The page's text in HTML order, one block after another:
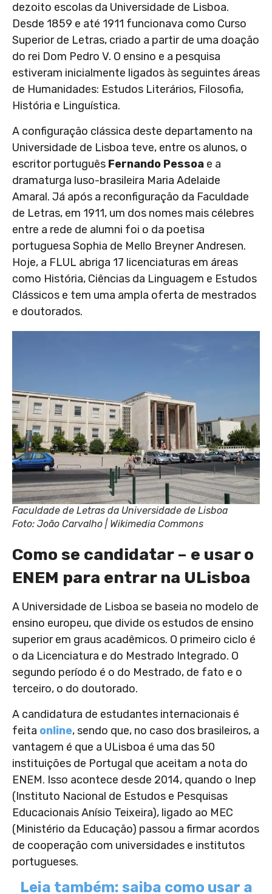
dezoito escolas da Universidade de Lisboa.
Desde 1859 e até 1911 funcionava como Curso
Superior de Letras, criado a partir de uma doação
do rei Dom Pedro V. O ensino e a pesquisa
estiveram inicialmente ligados às seguintes áreas
de Humanidades: Estudos Literários, Filosofia,
História e Linguística.
A configuração clássica deste departamento na
Universidade de Lisboa teve, entre os alunos, o
escritor português Fernando Pessoa e a
dramaturga luso-brasileira Maria Adelaide
Amaral. Já após a reconfiguração da Faculdade
de Letras, em 1911, um dos nomes mais célebres
entre a rede de alumni foi o da poetisa
portuguesa Sophia de Mello Breyner Andresen.
Hoje, a FLUL abriga 17 licenciaturas em áreas
como História, Ciências da Linguagem e Estudos
Clássicos e tem uma ampla oferta de mestrados
e doutorados.
Faculdade de Letras da Universidade de Lisboa
Foto: João Carvalho | Wikimedia Commons
Como se candidatar – e usar o
ENEM para entrar na ULisboa
A Universidade de Lisboa se baseia no modelo de
ensino europeu, que divide os estudos de ensino
superior em graus acadêmicos. O primeiro ciclo é
o da Licenciatura e do Mestrado Integrado. O
segundo período é o do Mestrado, de fato e o
terceiro, o do doutorado.
A candidatura de estudantes internacionais é
feita online, sendo que, no caso dos brasileiros, a
vantagem é que a ULisboa é uma das 50
instituições de Portugal que aceitam a nota do
ENEM. Isso acontece desde 2014, quando o Inep
(Instituto Nacional de Estudos e Pesquisas
Educacionais Anísio Teixeira), ligado ao MEC
(Ministério da Educação) passou a firmar acordos
de cooperação com universidades e institutos
portugueses.
Leia também: saiba como usar a